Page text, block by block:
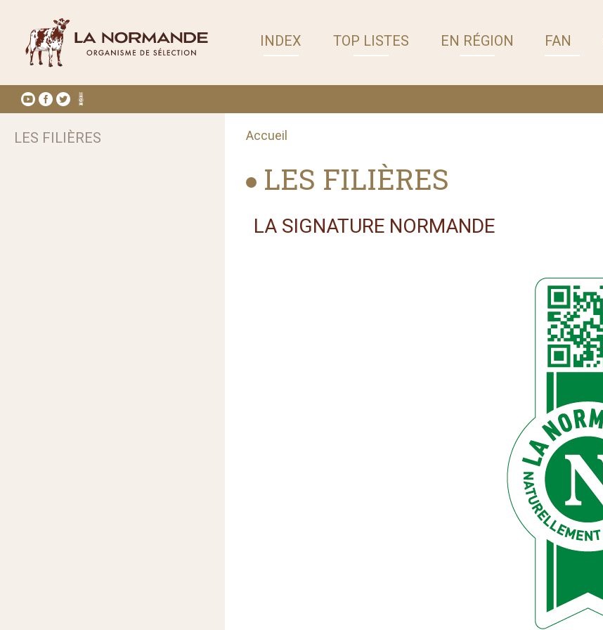
INDEX TOP LISTES EN RÉGION FAN
LES FILIÈRES Accueil
LES FILIÈRES
LA SIGNATURE NORMANDE